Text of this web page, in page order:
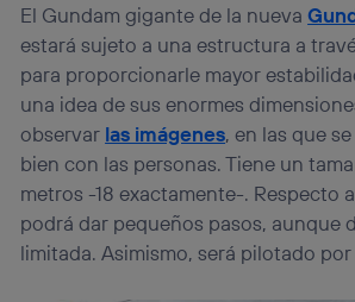
El Gundam gigante de la nueva
estará sujeto a una estructura a
para proporcionarle mayor
una idea de sus enormes
observar las imágenes, en las que
bien con las personas. Tiene un
metros -18 exactamente-. Respecto
podrá dar pequeños pasos, aunque
limitada. Asimismo, será pilotado